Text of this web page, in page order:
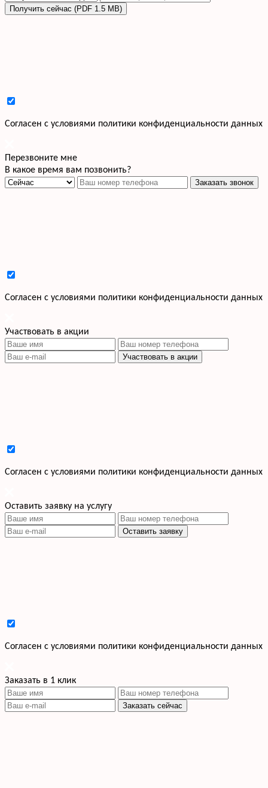
Получить сейчас (PDF 1.5 MB)
Cогласен с условиями политики конфиденциальности данных
Перезвоните мне
В какое время вам позвонить?
Заказать звонок
Cогласен с условиями политики конфиденциальности данных
Участвовать в акции
Участвовать в акции
Cогласен с условиями политики конфиденциальности данных
Оставить заявку на услугу
Оставить заявку
Cогласен с условиями политики конфиденциальности данных
Заказать в 1 клик
Заказать сейчас